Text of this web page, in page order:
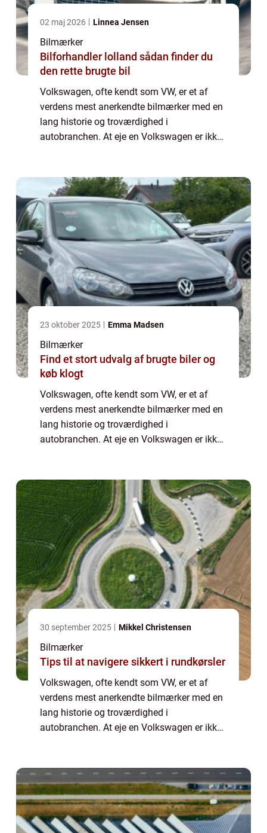
02 maj 2026 Linnea Jensen
Bilmærker
Bilforhandler lolland sådan finder du
den rette brugte bil
Volkswagen, ofte kendt som VW, er et af
verdens mest anerkendte bilmærker med en
lang historie og troværdighed i
autobranchen. At eje en Volkswagen er ikke
regelmæssig og kor...
23 oktober 2025 Emma Madsen
Bilmærker
Find et stort udvalg af brugte biler og
køb klogt
Volkswagen, ofte kendt som VW, er et af
verdens mest anerkendte bilmærker med en
lang historie og troværdighed i
autobranchen. At eje en Volkswagen er ikke
regelmæssig og kor...
30 september 2025 Mikkel Christensen
Bilmærker
Tips til at navigere sikkert i rundkørsler
Volkswagen, ofte kendt som VW, er et af
verdens mest anerkendte bilmærker med en
lang historie og troværdighed i
autobranchen. At eje en Volkswagen er ikke
regelmæssig og kor...